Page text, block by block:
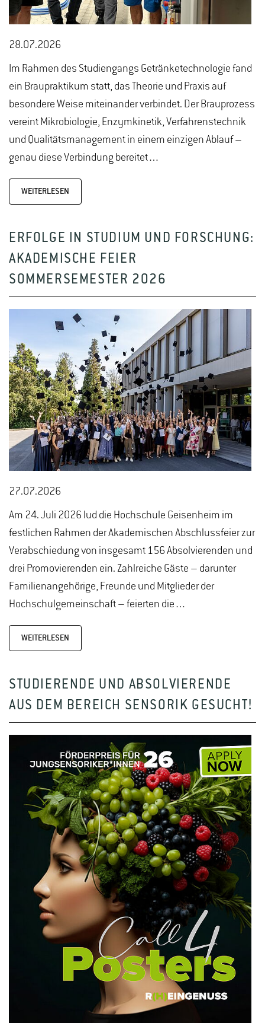
28.07.2026
Im Rahmen des Studiengangs Getränketechnologie fand
ein Braupraktikum statt, das Theorie und Praxis auf
besondere Weise miteinander verbindet. Der Brauprozess
vereint Mikrobiologie, Enzymkinetik, Verfahrenstechnik
und Qualitätsmanagement in einem einzigen Ablauf –
genau diese Verbindung bereitet…
WEITERLESEN
ERFOLGE IN STUDIUM UND FORSCHUNG:
AKADEMISCHE FEIER
SOMMERSEMESTER 2026
27.07.2026
Am 24. Juli 2026 lud die Hochschule Geisenheim im
festlichen Rahmen der Akademischen Abschlussfeier zur
Verabschiedung von insgesamt 156 Absolvierenden und
drei Promovierenden ein. Zahlreiche Gäste – darunter
Familienangehörige, Freunde und Mitglieder der
Hochschulgemeinschaft – feierten die…
WEITERLESEN
STUDIERENDE UND ABSOLVIERENDE
AUS DEM BEREICH SENSORIK GESUCHT!